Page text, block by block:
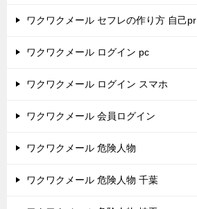
ワクワクメール セフレの作り方 自己pr
ワクワクメール ログイン pc
ワクワクメール ログイン スマホ
ワクワクメール 会員ログイン
ワクワクメール 危険人物
ワクワクメール 危険人物 千葉